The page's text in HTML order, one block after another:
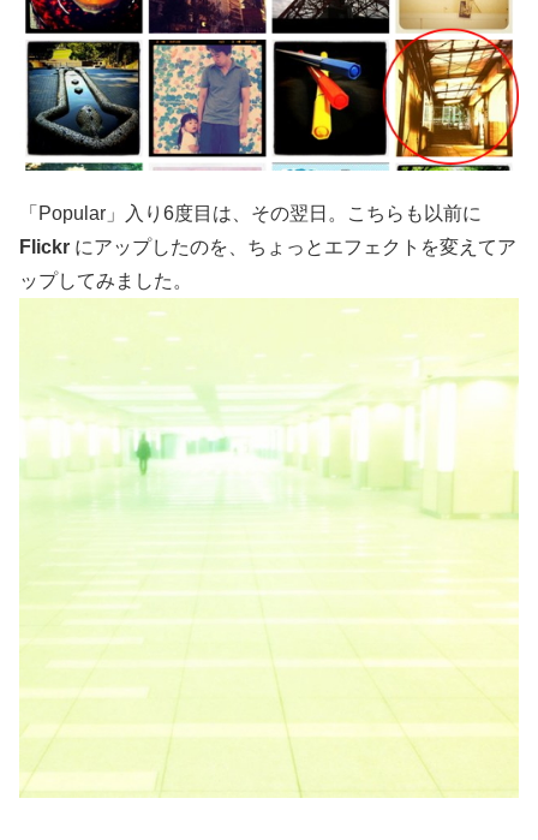
「Popular」入り6度目は、その翌日。こちらも以前に
Flickr にアップしたのを、ちょっとエフェクトを変えてア
ップしてみました。